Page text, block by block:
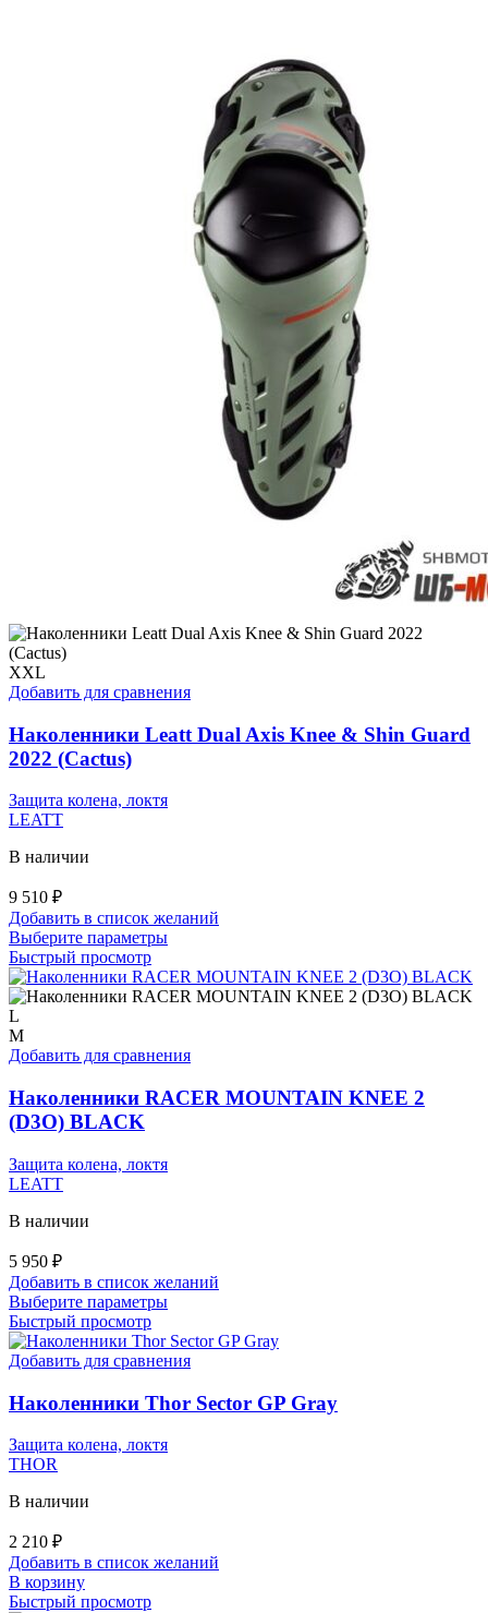
XXL
Добавить для сравнения
Наколенники Leatt Dual Axis Knee & Shin Guard
2022 (Cactus)
Защита колена, локтя
LEATT
В наличии
9 510 ₽
Добавить в список желаний
Выберите параметрыЭтот
имеет
несколько
можно
на
странице
Быстрый просмотр
L
M
Добавить для сравнения
Наколенники RACER MOUNTAIN KNEE 2
(D3O) BLACK
Защита колена, локтя
LEATT
В наличии
5 950 ₽
Добавить в список желаний
Выберите параметрыЭтот
имеет
несколько
Опции
можно
выбрать
на
Быстрый просмотр
Добавить для сравнения
Наколенники Thor Sector GP Gray
Защита колена, локтя
THOR
В наличии
2 210 ₽
Добавить в список желаний
В корзину
Быстрый просмотр